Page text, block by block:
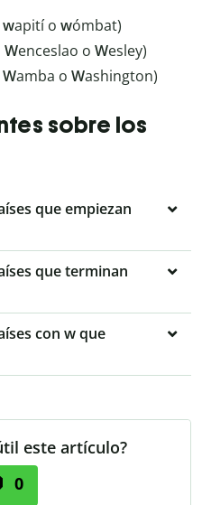
wapití o wómbat)
Wenceslao o Wesley)
Wamba o Washington)
sobre los
que empiezan
que terminan
con w que
este artículo?
0